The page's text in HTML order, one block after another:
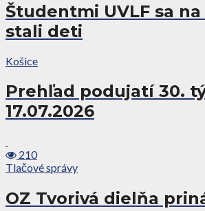
Študentmi UVLF sa
stali deti
Košice
Prehľad podujatí 30.
17.07.2026
210
Tlačové správy
OZ Tvorivá dielňa